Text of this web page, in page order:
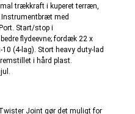
trækkraft i kuperet terræn,
med
Start/stop i
flydeevne; fordæk 22 x
(4-lag). Stort heavy duty-lad
i hård plast.
Joint gør det muligt for